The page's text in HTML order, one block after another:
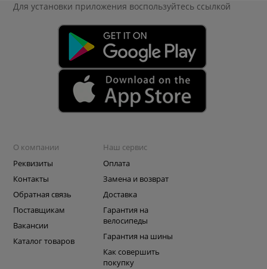
Для установки приложения воспользуйтесь ссылкой
О компании
Реквизиты
Контакты
Обратная связь
Поставщикам
Вакансии
Каталог товаров
Наш сервис
Оплата
Замена и возврат
Доставка
Гарантия на
велосипеды
Гарантия на шины
Как совершить
покупку